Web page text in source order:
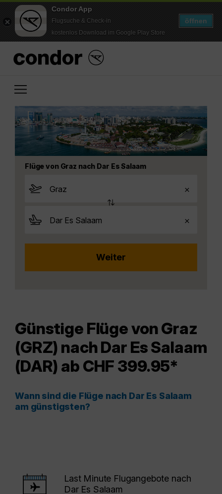
Condor App
Flugsuche & Check-in
kostenlos Download im Google Play Store
öffnen
Flüge von Graz nach Dar Es Salaam
Günstige Flüge von Graz
(GRZ) nach Dar Es Salaam
(DAR) ab CHF 399.95*
Wann sind die Flüge nach Dar Es Salaam
am günstigsten?
Last Minute Flugangebote nach
Dar Es Salaam